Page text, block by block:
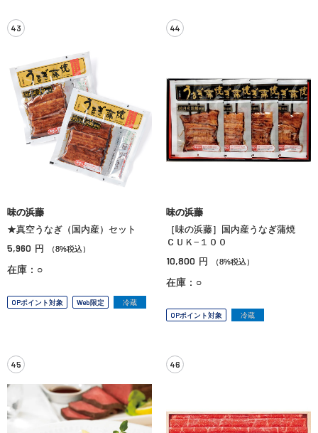
43
味の浜藤
★真空うなぎ（国内産）セット
5,960 円 （8%税込）
在庫：○
OPポイント対象 Web限定 冷蔵
44
味の浜藤
［味の浜藤］国内産うなぎ蒲焼
ＣＵＫ−１００
10,800 円 （8%税込）
在庫：○
OPポイント対象 冷蔵
45 46